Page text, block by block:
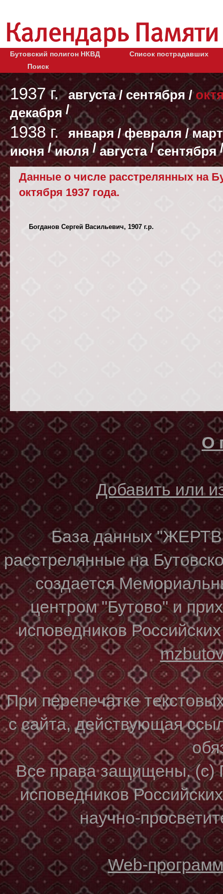
Бутовский полигон НКВД
Список пострадавших
Поиск
1937 г. августа/ сентября/
декабря/
1938 г. января/февраля /
июня /июля/августа/сентября
Данные о числе расстрелянных на
октября 1937 года.
Богданов Сергей Васильевич, 1907 г.р.
О
Добавить или
База данных
расстрелянные на
создается
центром "Бутово" и
исповедников
При перепечатке
с сайта, действующая
Все права защищены. (с)
исповедников
научно-
Web-